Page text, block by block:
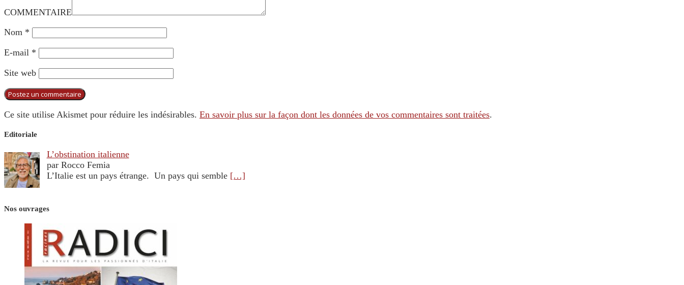
COMMENTAIRE
Nom *
E-mail *
Site web
Ce site utilise Akismet pour réduire les indésirables. En savoir plus sur la façon dont les données de vos commentaires sont traitées.
Editoriale
L’obstination italienne
par Rocco Femia
L’Italie est un pays étrange. Un pays qui semble […]
Nos ouvrages